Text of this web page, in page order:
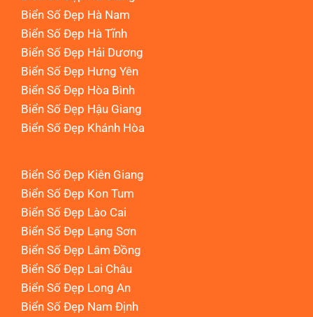
Biển Số Đẹp Hà Nam
Biển Số Đẹp Hà Tĩnh
Biển Số Đẹp Hải Dương
Biển Số Đẹp Hưng Yên
Biển Số Đẹp Hòa Bình
Biển Số Đẹp Hậu Giang
Biển Số Đẹp Khánh Hòa
Biển Số Đẹp Kiên Giang
Biển Số Đẹp Kon Tum
Biển Số Đẹp Lào Cai
Biển Số Đẹp Lạng Sơn
Biển Số Đẹp Lâm Đồng
Biển Số Đẹp Lai Châu
Biển Số Đẹp Long An
Biển Số Đẹp Nam Định